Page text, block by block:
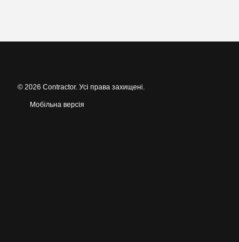
© 2026 Contractor. Усі права захищені.
Мобільна версія